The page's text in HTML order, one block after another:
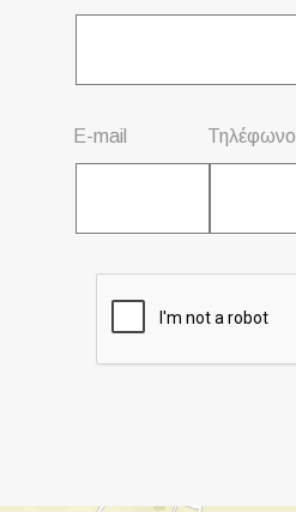
E-mail Τηλέφωνο